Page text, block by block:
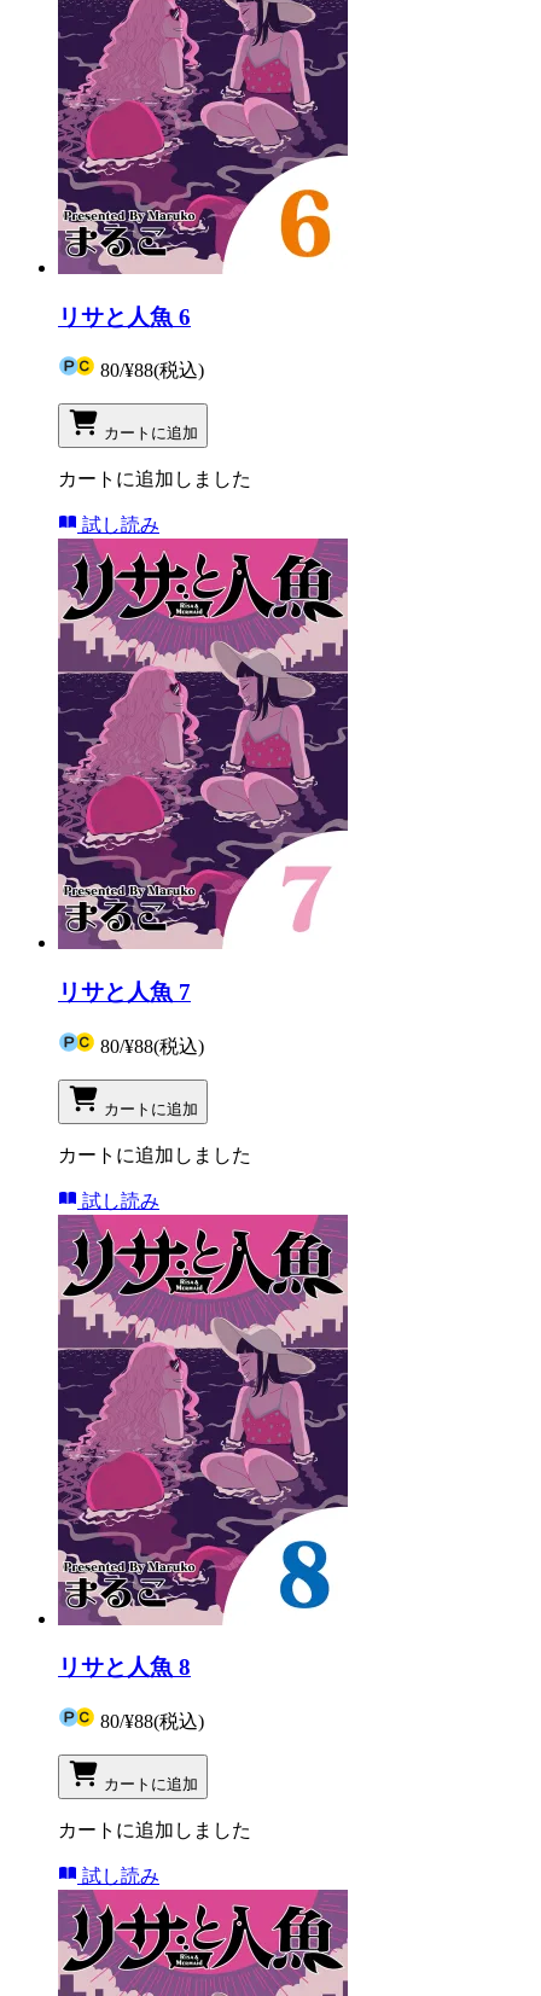
リサと人魚 6
80/¥88(税込)
カートに追加
カートに追加しました
試し読み
リサと人魚 7
80/¥88(税込)
カートに追加
カートに追加しました
試し読み
リサと人魚 8
80/¥88(税込)
カートに追加
カートに追加しました
試し読み